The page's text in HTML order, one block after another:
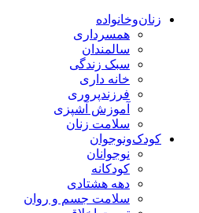
زنان‌وخانواده
همسرداری
سالمندان
سبک زندگی
خانه داری
فرزندپروری
آموزش آشپزی
سلامت زنان
کودک‌ونوجوان
نوجوانان
کودکانه
دهه هشتادی
سلامت جسم و روان